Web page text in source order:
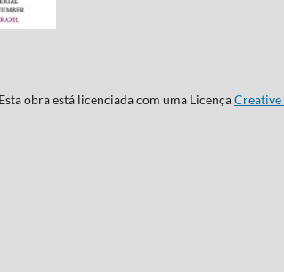
Esta obra está licenciada com uma Licença